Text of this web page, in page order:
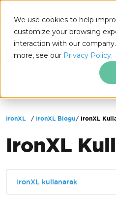
We use cookies to help
customize your browsing
interaction with our
more, see our Privacy Policy.
.NET
Altbilgi içeriğine atla
IronXL IronXL Blogu IronXL
IronXL
IronXL kullanarak